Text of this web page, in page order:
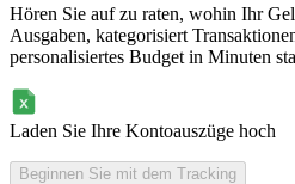
Hören Sie auf zu raten, wohin Ihr
Ausgaben, kategorisiert
personalisiertes Budget in Minuten
Laden Sie Ihre Kontoauszüge hoch
Beginnen Sie mit dem Tracking